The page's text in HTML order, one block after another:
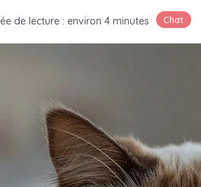
Chat
de lecture : environ 4 minutes